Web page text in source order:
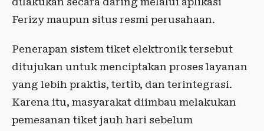
Ferizy maupun situs resmi perusahaan.
Penerapan sistem tiket elektronik tersebut
ditujukan untuk menciptakan proses layanan
yang lebih praktis, tertib, dan terintegrasi.
Karena itu, masyarakat diimbau melakukan
pemesanan tiket jauh hari sebelum